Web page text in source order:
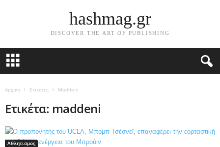
hashmag.gr
DISCOVER THE ART OF PUBLISHING
Αρχική Ετικέτες Maddeni
Ετικέτα: maddeni
Αθλητισμος